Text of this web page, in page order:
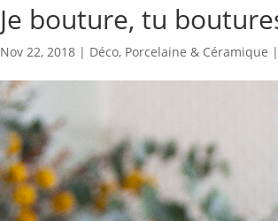
Je bouture, tu
Nov 22, 2018 | Déco, Porcelaine & Céramique